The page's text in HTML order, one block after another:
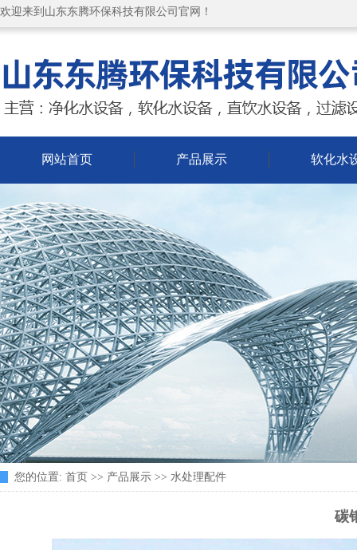
欢迎来到山东东腾环保科技有限公司官网！
网站首页 产品展示 软化水
您的位置: 首页 >> 产品展示 >> 水处理配件
碳